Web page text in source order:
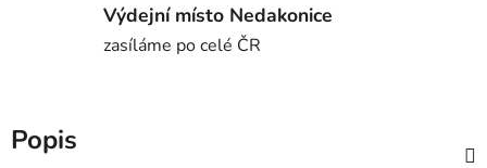
Výdejní místo Nedakonice
zasíláme po celé ČR
Popis